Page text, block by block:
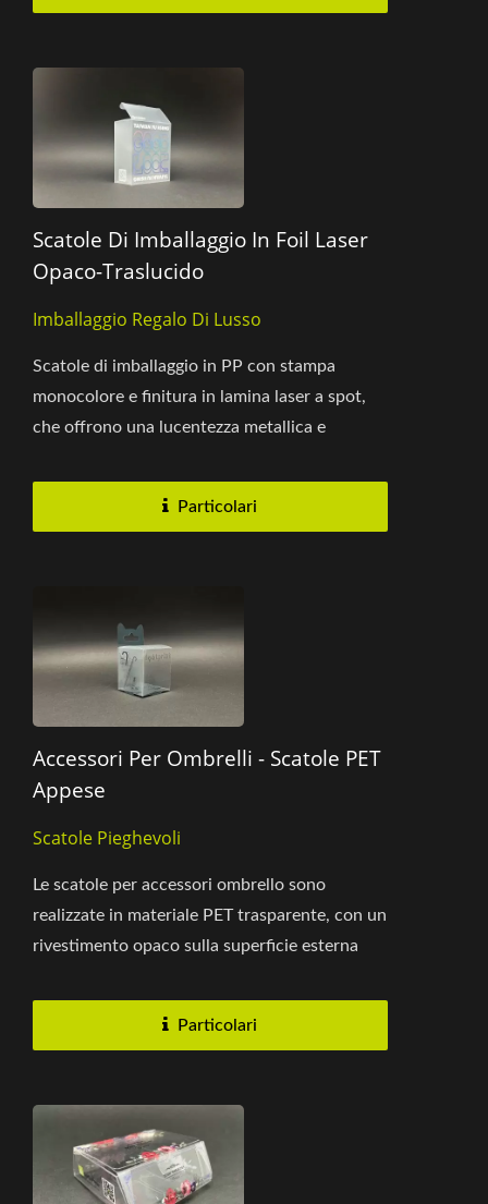
Scatole Di Imballaggio In Foil Laser
Opaco-Traslucido
Imballaggio Regalo Di Lusso
Scatole di imballaggio in PP con stampa
monocolore e finitura in lamina laser a spot,
che offrono una lucentezza metallica e
Particolari
Accessori Per Ombrelli - Scatole PET
Appese
Scatole Pieghevoli
Le scatole per accessori ombrello sono
realizzate in materiale PET trasparente, con un
rivestimento opaco sulla superficie esterna
Particolari